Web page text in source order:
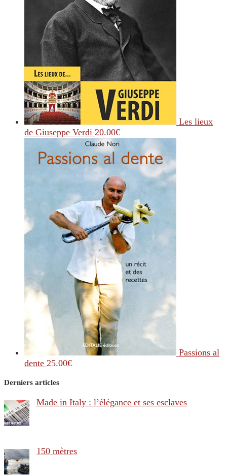
Les lieux
de Giuseppe Verdi 20.00€
Passions al
dente 25.00€
Derniers articles
Made in Italy : l’élégance et ses esclaves
150 mètres